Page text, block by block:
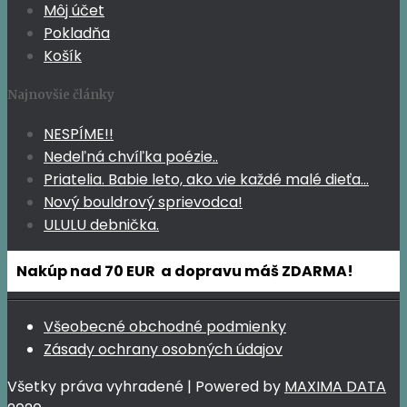
Môj účet
Pokladňa
Košík
Najnovšie články
NESPÍME!!
Nedeľná chvíľka poézie..
Priatelia. Babie leto, ako vie každé malé dieťa…
Nový bouldrový sprievodca!
ULULU debnička.
Nakúp nad 70 EUR a dopravu máš ZDARMA!
Všeobecné obchodné podmienky
Zásady ochrany osobných údajov
Všetky práva vyhradené | Powered by MAXIMA DATA